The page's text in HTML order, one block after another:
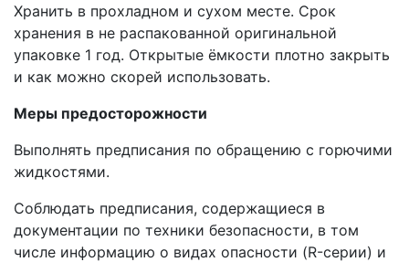
Хранить в прохладном и сухом месте. Срок
хранения в не распакованной оригинальной
упаковке 1 год. Открытые ёмкости плотно закрыть
и как можно скорей использовать.
Меры предосторожности
Выполнять предписания по обращению с горючими
жидкостями.
Соблюдать предписания, содержащиеся в
документации по техники безопасности, в том
числе информацию о видах опасности (R-серии) и